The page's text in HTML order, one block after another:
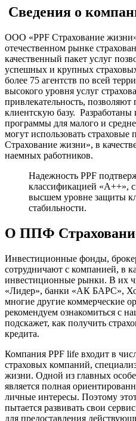
Сведения о
ООО «PPF Страхование жизни»
отечественном рынке
качественный пакет услуг
успешных и крупных
более 75 агентств по всей
высокого уровня услуг
привлекательность, позволяют
клиентскую базу.
программы для малого и
могут использовать
Страхование жизни», в
наемных работников.
Надежность PPF
классификацией «А++»,
высшем уровне защиты
стабильности.
О ППФ
Инвестиционные фонды,
сотрудничают с компанией, в
инвестиционные рынки. В их
«Лидер», банки «АК БАРС»,
многие другие коммерческие
рекомендуем ознакомиться с
подскажет, как получить
кредита.
Компания PPF life входит в
страховых компаний,
жизни. Одной из главных
является полная
личные интересы. Поэтому
пытается развивать свои
для предоставления